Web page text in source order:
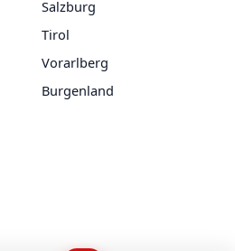
Salzburg
Tirol
Vorarlberg
Burgenland